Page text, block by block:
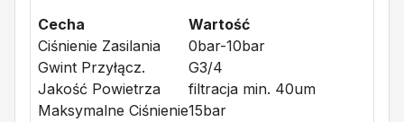
Cecha
Wartość
Ciśnienie Zasilania
0bar-10bar
Gwint Przyłącz.
G3/4
Jakość Powietrza
filtracja min. 40um
Maksymalne Ciśnienie15bar